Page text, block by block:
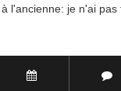
l'ancienne: je n'ai pas